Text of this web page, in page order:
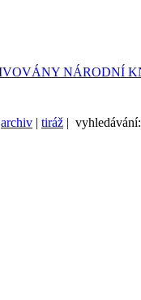
archiv | tiráž | vyhledávání: